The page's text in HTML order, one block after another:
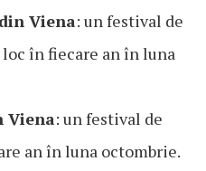
Viena: un festival de
în fiecare an în luna
Viena: un festival de
an în luna octombrie.